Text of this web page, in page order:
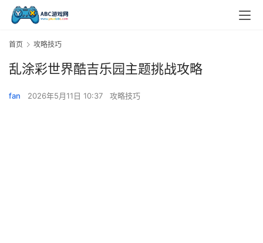
首页 攻略技巧
乱涂彩世界酷吉乐园主题挑战攻略
fan 2026年5月11日 10:37 攻略技巧